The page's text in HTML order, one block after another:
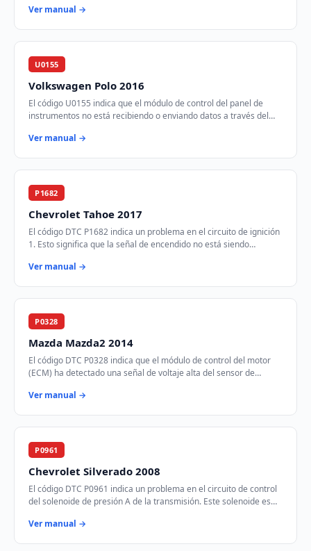
Ver manual →
U0155
Volkswagen Polo 2016
El código U0155 indica que el módulo de control del panel de
instrumentos no está recibiendo o enviando datos a través del
Ver manual →
P1682
Chevrolet Tahoe 2017
El código DTC P1682 indica un problema en el circuito de ignición
1. Esto significa que la señal de encendido no está siendo
Ver manual →
P0328
Mazda Mazda2 2014
El código DTC P0328 indica que el módulo de control del motor
(ECM) ha detectado una señal de voltaje alta del sensor de
Ver manual →
P0961
Chevrolet Silverado 2008
El código DTC P0961 indica un problema en el circuito de control
del solenoide de presión A de la transmisión. Este solenoide es
Ver manual →